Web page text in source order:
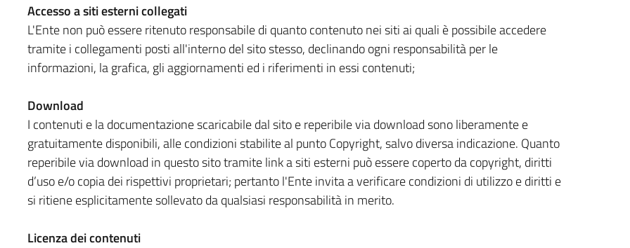
Accesso a siti esterni collegati
L'Ente non può essere ritenuto responsabile di quanto contenuto nei siti ai quali è possibile accedere
tramite i collegamenti posti all'interno del sito stesso, declinando ogni responsabilità per le
informazioni, la grafica, gli aggiornamenti ed i riferimenti in essi contenuti;
Download
I contenuti e la documentazione scaricabile dal sito e reperibile via download sono liberamente e
gratuitamente disponibili, alle condizioni stabilite al punto Copyright, salvo diversa indicazione. Quanto
reperibile via download in questo sito tramite link a siti esterni può essere coperto da copyright, diritti
d’uso e/o copia dei rispettivi proprietari; pertanto l'Ente invita a verificare condizioni di utilizzo e diritti e
si ritiene esplicitamente sollevato da qualsiasi responsabilità in merito.
Licenza dei contenuti